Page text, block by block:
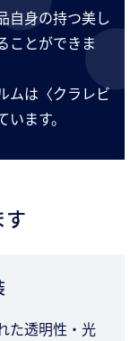
自身の持つ美し
ことができま
ムは〈クラレビ
ます。
す
た透明性・光